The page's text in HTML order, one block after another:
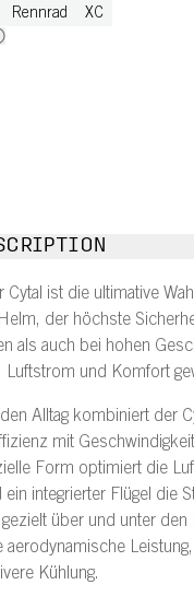
Rennrad XC
Cytal ist die ultimative
der höchste
als auch bei hohen
Luftstrom und Komfort
Alltag kombiniert der
mit
Form optimiert die
ein integrierter Flügel die
über und unter den
aerodynamische
Kühlung.